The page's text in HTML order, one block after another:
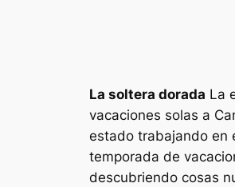
La soltera dorada La
vacaciones solas a
estado trabajando en
temporada de
descubriendo cosas